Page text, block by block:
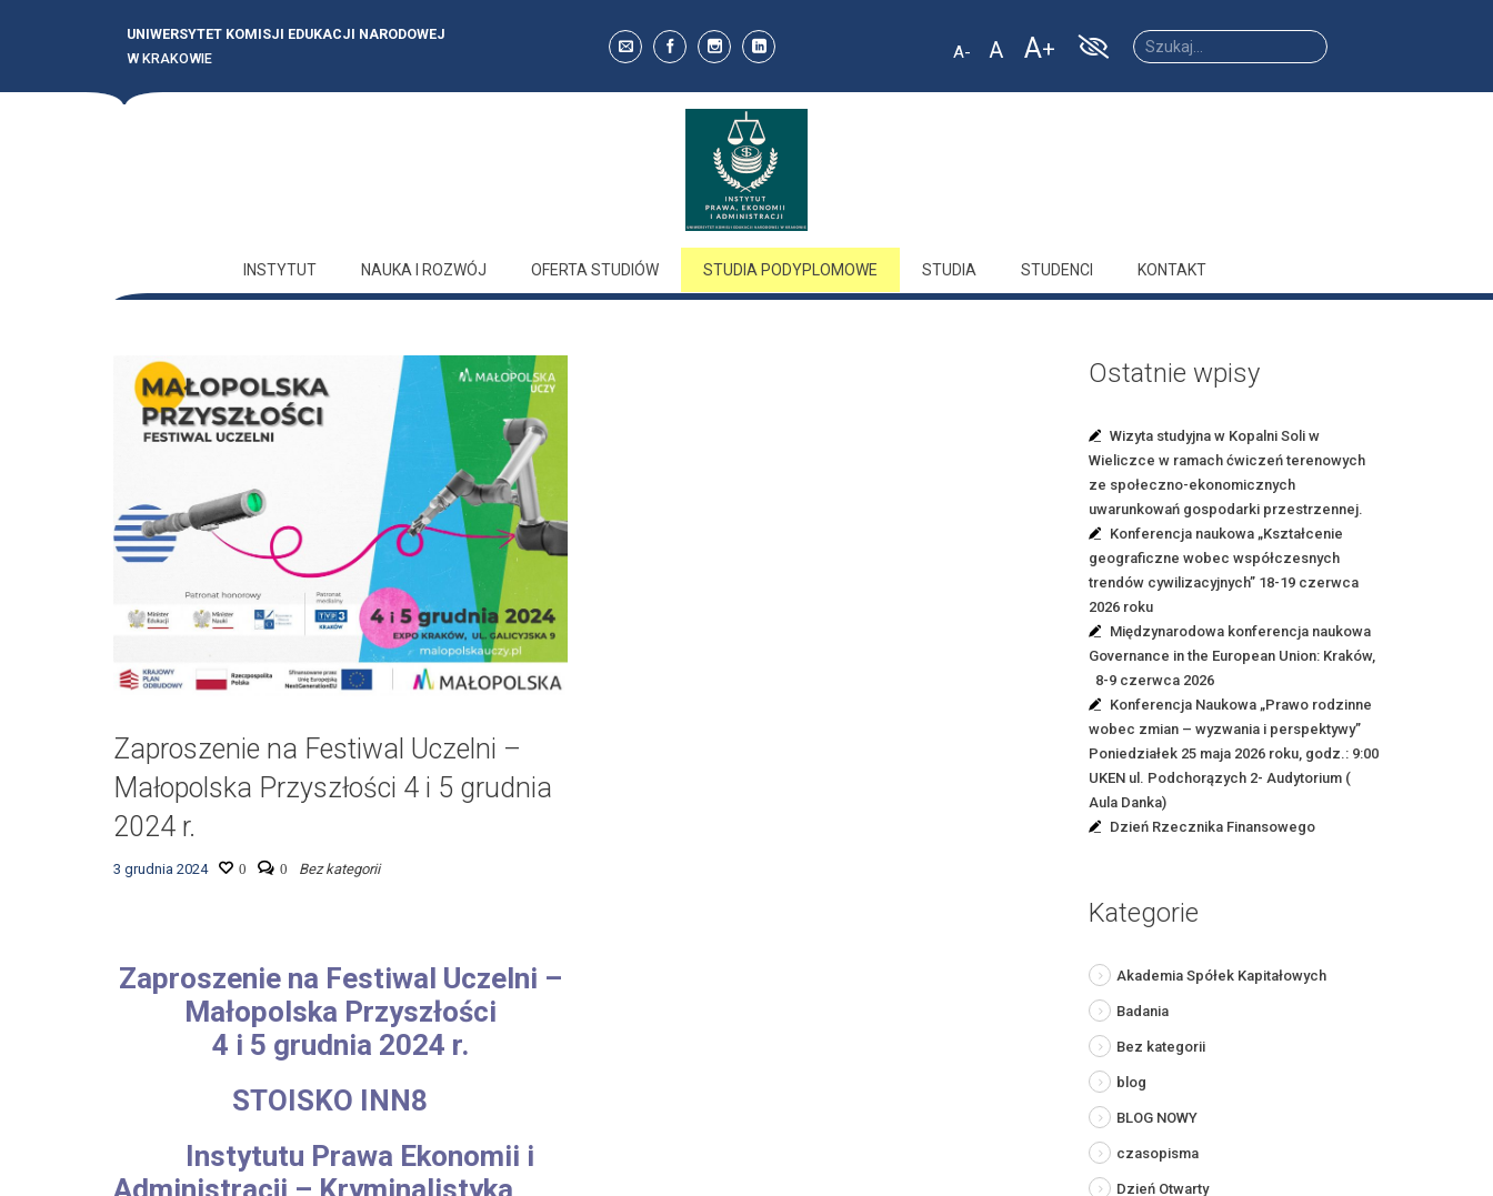
UNIWERSYTET KOMISJI EDUKACJI NARODOWEJ
W KRAKOWIE
A
font size.
A
font
A
Increase
font
INSTYTUT NAUKA I ROZWÓJ OFERTA STUDIÓW STUDIA PODYPLOMOWE STUDIA STUDENCI KONTAKT
Zaproszenie na Festiwal Uczelni –
Małopolska Przyszłości 4 i 5 grudnia
2024 r.
3 grudnia 2024 0 0 Bez kategorii
Zaproszenie na Festiwal Uczelni –
Małopolska Przyszłości
4 i 5 grudnia 2024 r.
STOISKO INN8
Instytutu Prawa Ekonomii i
Administracji – Kryminalistyka
Ostatnie wpisy
Wizyta studyjna w Kopalni Soli w
Wieliczce w ramach ćwiczeń terenowych
ze społeczno-ekonomicznych
uwarunkowań gospodarki przestrzennej.
Konferencja naukowa „Kształcenie
geograficzne wobec współczesnych
trendów cywilizacyjnych” 18-19 czerwca
2026 roku
Międzynarodowa konferencja naukowa
Governance in the European Union: Kraków,
8-9 czerwca 2026
Konferencja Naukowa „Prawo rodzinne
wobec zmian – wyzwania i perspektywy”
Poniedziałek 25 maja 2026 roku, godz.: 9:00
UKEN ul. Podchorązych 2- Audytorium (
Aula Danka)
Dzień Rzecznika Finansowego
Kategorie
Akademia Spółek Kapitałowych
Badania
Bez kategorii
blog
BLOG NOWY
czasopisma
Dzień Otwarty